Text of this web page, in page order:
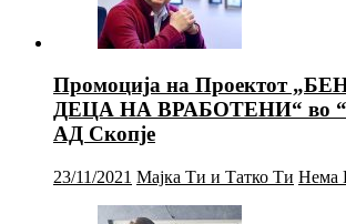
Промоција на Проектот
ДЕЦА НА ВРАБОТЕНИ“ во
АД Скопје
23/11/2021 Мајка Ти и Татко Ти Нема